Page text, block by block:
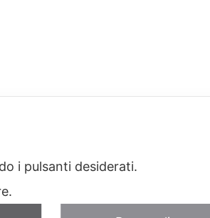
i pulsanti desiderati.